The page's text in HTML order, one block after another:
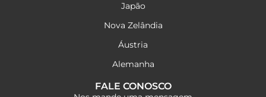
Japão
Nova Zelândia
Áustria
Alemanha
FALE CONOSCO